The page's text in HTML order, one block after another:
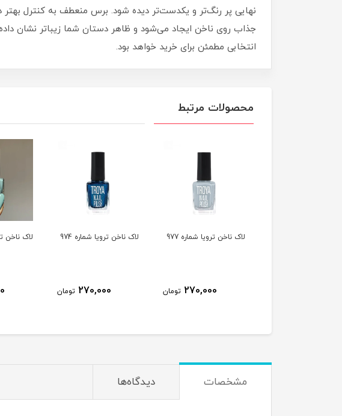
نهایی پر رنگ‌تر و یکدست‌تر دیده شود. برس منعطف به کنترل
جذاب روی ناخن ایجاد می‌شود و ظاهر دستان شما زیباتر نشان
انتخابی مطمئن برای خرید خواهد بود.
محصولات مرتبط
لاک ناخن ترویا شماره 977
270,000 تومان
لاک ناخن ترویا شماره 974
270,000 تومان
لاک ناخن
مشخصات دیدگاه‌ها